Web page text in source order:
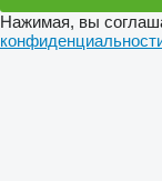
Нажимая, вы